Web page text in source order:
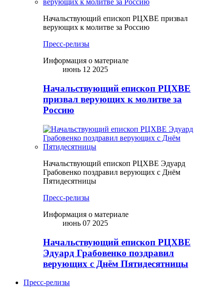
Начальствующий епископ РЦХВЕ призвал
верующих к молитве за Россию
Пресс-релизы
Информация о материале
июнь 12 2025
Начальствующий епископ РЦХВЕ
призвал верующих к молитве за
Россию
Начальствующий епископ РЦХВЕ Эдуард
Грабовенко поздравил верующих с Днём
Пятидесятницы
Пресс-релизы
Информация о материале
июнь 07 2025
Начальствующий епископ РЦХВЕ
Эдуард Грабовенко поздравил
верующих с Днём Пятидесятницы
Пресс-релизы